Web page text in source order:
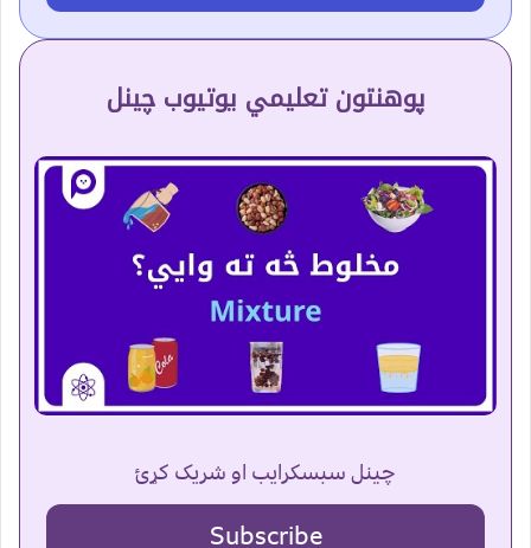
پوهنتون تعلیمي یوتیوب چینل
چینل سبسکرایب او شریک کړئ
Subscribe